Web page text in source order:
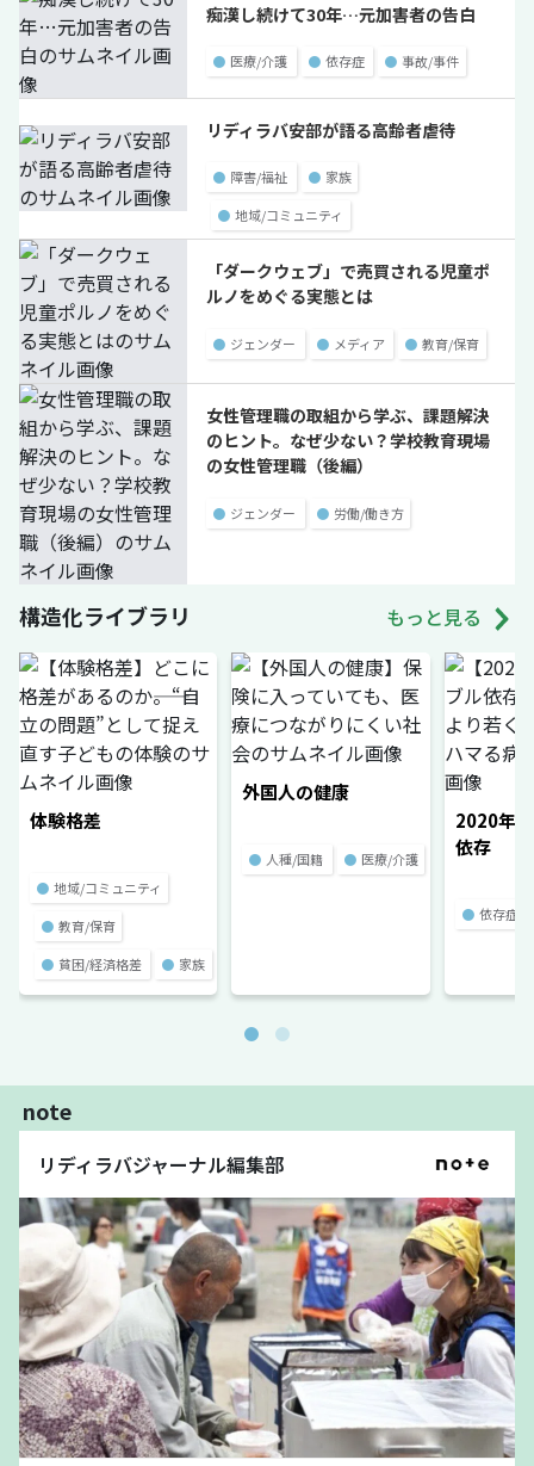
痴漢し続けて30年…元加害者の告白
● 医療/介護 ● 依存症 ● 事故/事件
リディラバ安部が語る高齢者虐待
● 障害/福祉 ● 家族
● 地域/コミュニティ
「ダークウェブ」で売買される児童ポ
ルノをめぐる実態とは
● ジェンダー ● メディア ● 教育/保育
女性管理職の取組から学ぶ、課題解決
のヒント。なぜ少ない？学校教育現場
の女性管理職（後編）
● ジェンダー ● 労働/働き方
構造化ライブラリ もっと見る
体験格差
● 地域/コミュニティ
● 教育/保育
● 貧困/経済格差 ● 家族
外国人の健康
● 人種/国籍 ● 医療/介護
2020年
依存
● 依存症
note
リディラバジャーナル編集部